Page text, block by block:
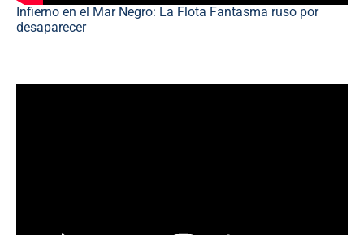
Infierno en el Mar Negro: La Flota Fantasma ruso por
desaparecer